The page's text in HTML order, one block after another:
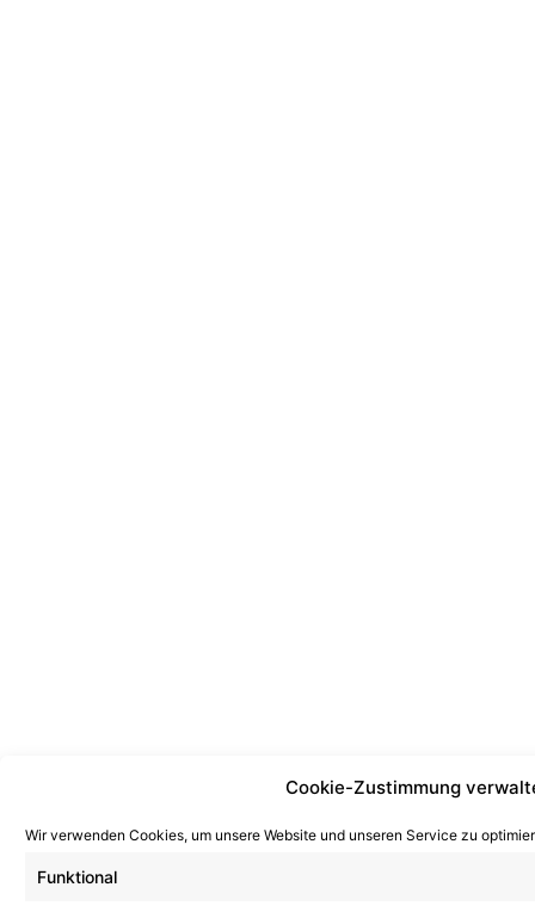
Cookie-Zustimmung
Wir verwenden Cookies, um unsere Website und unseren Service zu
Funktional